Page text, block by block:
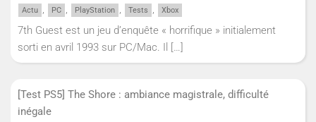
Actu , PC , PlayStation , Tests , Xbox
7th Guest est un jeu d’enquête « horrifique » initialement
sorti en avril 1993 sur PC/Mac. Il
[…]
[Test PS5] The Shore : ambiance magistrale, difficulté
inégale